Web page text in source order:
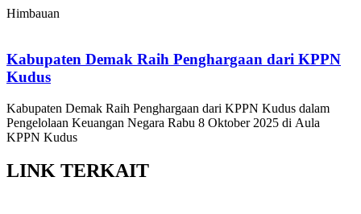
Himbauan
Kabupaten Demak Raih Penghargaan dari KPPN
Kudus
Kabupaten Demak Raih Penghargaan dari KPPN Kudus dalam
Pengelolaan Keuangan Negara Rabu 8 Oktober 2025 di Aula
KPPN Kudus
LINK TERKAIT